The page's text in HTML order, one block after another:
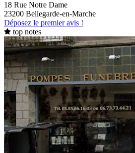
18 Rue Notre Dame
23200 Bellegarde-en-Marche
Déposez le premier avis !
top notes